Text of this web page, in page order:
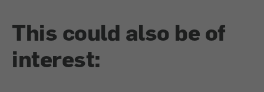
This could also be of
interest: